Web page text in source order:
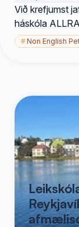
Við krefjumst
háskóla
#Non English